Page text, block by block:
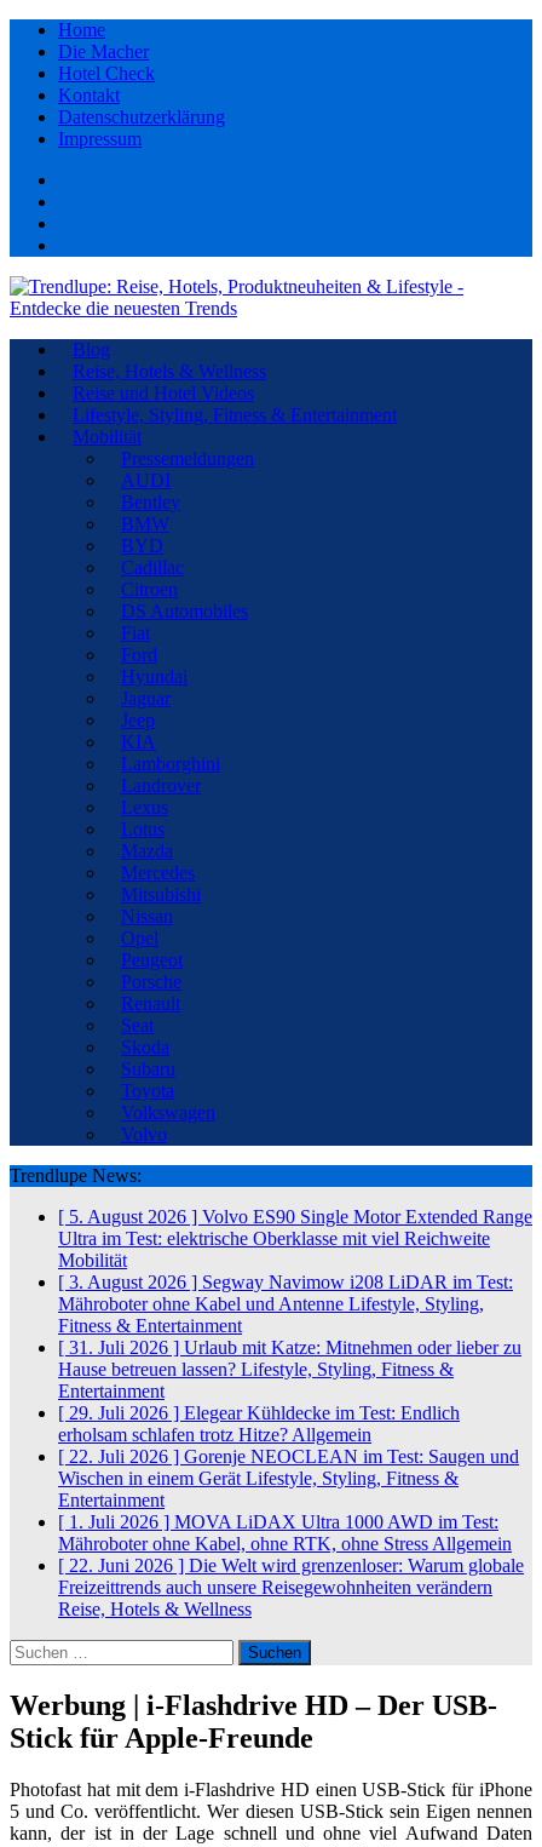
Home
Die Macher
Hotel Check
Kontakt
Datenschutzerklärung
Impressum
Blog
Reise, Hotels & Wellness
Reise und Hotel Videos
Lifestyle, Styling, Fitness & Entertainment
Mobilität
Pressemeldungen
AUDI
Bentley
BMW
BYD
Cadillac
Citroen
DS Automobiles
Fiat
Ford
Hyundai
Jaguar
Jeep
KIA
Lamborghini
Landrover
Lexus
Lotus
Mazda
Mercedes
Mitsubishi
Nissan
Opel
Peugeot
Porsche
Renault
Seat
Skoda
Subaru
Toyota
Volkswagen
Volvo
Trendlupe News:
[ 5. August 2026 ] Volvo ES90 Single Motor Extended Range
Ultra im Test: elektrische Oberklasse mit viel Reichweite
Mobilität
[ 3. August 2026 ] Segway Navimow i208 LiDAR im Test:
Mähroboter ohne Kabel und Antenne Lifestyle, Styling,
Fitness & Entertainment
[ 31. Juli 2026 ] Urlaub mit Katze: Mitnehmen oder lieber zu
Hause betreuen lassen? Lifestyle, Styling, Fitness &
Entertainment
[ 29. Juli 2026 ] Elegear Kühldecke im Test: Endlich
erholsam schlafen trotz Hitze? Allgemein
[ 22. Juli 2026 ] Gorenje NEOCLEAN im Test: Saugen und
Wischen in einem Gerät Lifestyle, Styling, Fitness &
Entertainment
[ 1. Juli 2026 ] MOVA LiDAX Ultra 1000 AWD im Test:
Mähroboter ohne Kabel, ohne RTK, ohne Stress Allgemein
[ 22. Juni 2026 ] Die Welt wird grenzenloser: Warum globale
Freizeittrends auch unsere Reisegewohnheiten verändern
Reise, Hotels & Wellness
Suchen
nach:
Werbung | i-Flashdrive HD – Der USB-
Stick für Apple-Freunde
Photofast hat mit dem i-Flashdrive HD einen USB-Stick für iPhone
5 und Co. veröffentlicht. Wer diesen USB-Stick sein Eigen nennen
kann, der ist in der Lage schnell und ohne viel Aufwand Daten